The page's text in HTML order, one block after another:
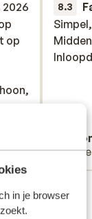
in je browser
2026
op
op
8.3